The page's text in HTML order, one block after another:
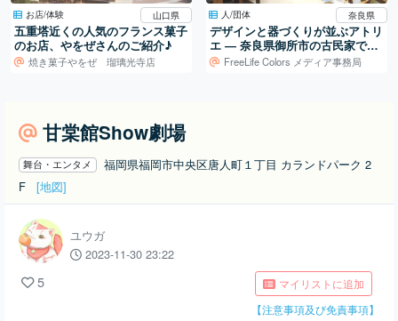
お店/体験 山口県
五重塔近くの人気のフランス菓子
のお店、やをぜさんのご紹介♪
焼き菓子やをぜ 瑠璃光寺店
人/団体 奈良県
デザインと器づくりが並ぶアトリ
エ ― 奈良県御所市の古民家での
活動FreeLife Colors メディア事務局
甘棠館Show劇場
舞台・エンタメ
福岡県福岡市中央区唐人町１丁目 カランドパーク 2
F
[地図]
ユウガ
2023-11-30 23:22
5
マイリストに追加
【注意事項及び免責事項】